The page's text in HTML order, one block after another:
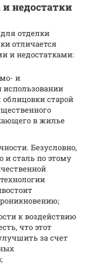
недостатки
отделки
отличается
и недостатками:
и
старой
в жилье
Безусловно,
и сталь по этому
к воздействию
что этот
за счет